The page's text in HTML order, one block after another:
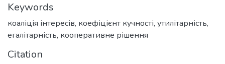
Keywords
коаліція інтересів, коефіцієнт кучності, утилітарність,
егалітарність, кооперативне рішення
Citation